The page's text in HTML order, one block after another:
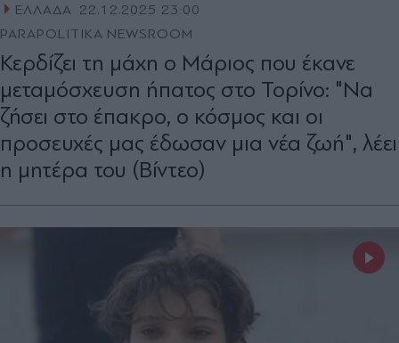
ΕΛΛΑΔΑ 22.12.2025 23:00
PARAPOLITIKA NEWSROOM
Κερδίζει τη μάχη ο Μάριος που έκανε
μεταμόσχευση ήπατος στο Τορίνο: "Να
ζήσει στο έπακρο, ο κόσμος και οι
προσευχές μας έδωσαν μια νέα ζωή", λέει
η μητέρα του (Βίντεο)